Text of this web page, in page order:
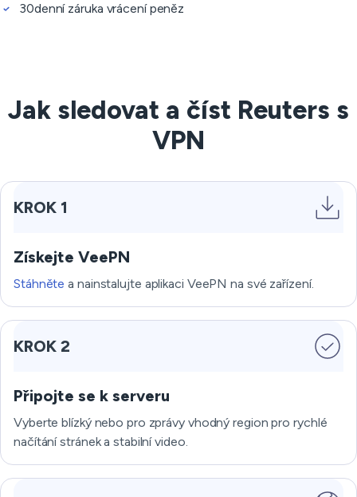
30denní záruka vrácení peněz
Jak sledovat a číst Reuters s
VPN
KROK 1
Získejte VeePN
Stáhněte a nainstalujte aplikaci VeePN na své zařízení.
KROK 2
Připojte se k serveru
Vyberte blízký nebo pro zprávy vhodný region pro rychlé
načítání stránek a stabilní video.